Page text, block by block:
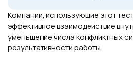
Компании, использующие этот
эффективное взаимодействие
уменьшение числа конфликтных
результативности работы.